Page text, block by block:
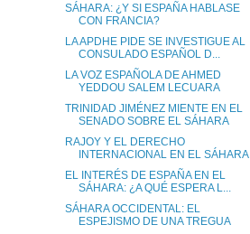
SÁHARA: ¿Y SI ESPAÑA HABLASE
CON FRANCIA?
LA APDHE PIDE SE INVESTIGUE AL
CONSULADO ESPAÑOL D...
LA VOZ ESPAÑOLA DE AHMED
YEDDOU SALEM LECUARA
TRINIDAD JIMÉNEZ MIENTE EN EL
SENADO SOBRE EL SÁHARA
RAJOY Y EL DERECHO
INTERNACIONAL EN EL SÁHARA
EL INTERÉS DE ESPAÑA EN EL
SÁHARA: ¿A QUÉ ESPERA L...
SÁHARA OCCIDENTAL: EL
ESPEJISMO DE UNA TREGUA